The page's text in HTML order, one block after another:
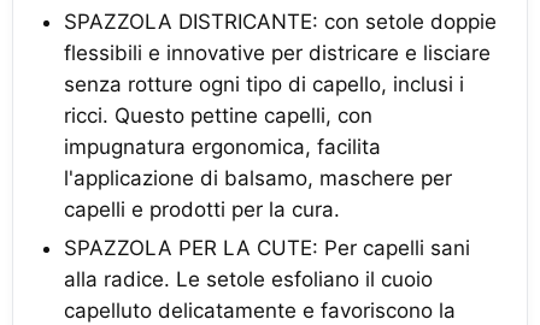
SPAZZOLA DISTRICANTE: con setole doppie
flessibili e innovative per districare e lisciare
senza rotture ogni tipo di capello, inclusi i
ricci. Questo pettine capelli, con
impugnatura ergonomica, facilita
l'applicazione di balsamo, maschere per
capelli e prodotti per la cura.
SPAZZOLA PER LA CUTE: Per capelli sani
alla radice. Le setole esfoliano il cuoio
capelluto delicatamente e favoriscono la